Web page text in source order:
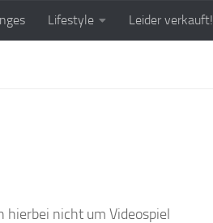
Lifestyle Leider verkauft!
hierbei nicht um Videospiel